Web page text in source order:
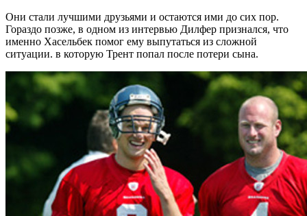
Они стали лучшими друзьями и остаются ими до сих пор.
Гораздо позже, в одном из интервью Дилфер признался, что
именно Хасельбек помог ему выпутаться из сложной
ситуации. в которую Трент попал после потери сына.